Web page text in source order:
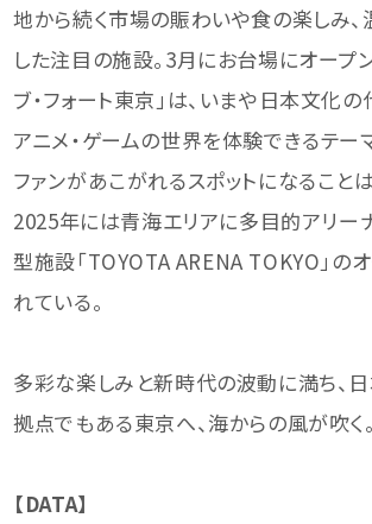
地から続く市場の賑わいや食の楽しみ
した注目の施設。3月にお台場にオープ
ブ・フォート東京」は、いまや日本文化
アニメ・ゲームの世界を体験できるテー
ファンがあこがれるスポットになること
2025年には青海エリアに多目的アリー
型施設「TOYOTA ARENA TOKYO」の
れている。
多彩な楽しみと新時代の波動に満ち、
拠点でもある東京へ、海からの風が吹く。
【DATA】